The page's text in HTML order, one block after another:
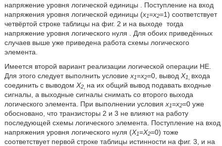
напряжение уровня логической единицы
. Поступление на вход
напряжения уровня логической единицы (х1=х2=1) соответствует
четвёртой строке таблицы на фиг. 2 и на выходе тогда
напряжение уровня логического нуля
. Для обоих приведённых
случаев выше уже приведена работа схемы логического
элемента.
Имеется второй вариант реализации логической операции НЕ.
Для этого следует выполнить условие х1=х2=0, вывод Х1
входа
соединить с выводом Х2, на их общий вывод подавать входные
сигналы, а выходные сигналы снимать со второго выхода
логического элемента. При выполнении условия х1=х2=0 уже
обосновано, что транзисторы 2 и 3 не влияют на работу
последующей схемы логического элемента. Поступление на вход
напряжения уровня логического нуля (Х1=Х2=0) тоже
соответствует первой строке таблицы истинности на фиг. 3, и на